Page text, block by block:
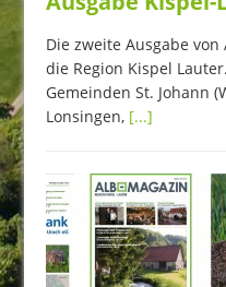
Die zweite Ausgabe
die Region Kispel
Gemeinden St. Johann
Lonsingen, [...]